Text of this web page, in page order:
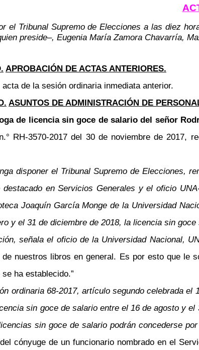
el Tribunal Supremo de Elecciones a las diez
preside–, Eugenia María Zamora Chavarría,
APROBACIÓN DE ACTAS ANTERIORES.
de la sesión ordinaria inmediata anterior.
ASUNTOS DE ADMINISTRACIÓN DE
de licencia sin goce de salario del señor
RH-3570-2017 del 30 de noviembre de
disponer el Tribunal Supremo de Elecciones,
destacado en Servicios Generales y el oficio
Joaquín García Monge de la Universidad
y el 31 de diciembre de 2018, la licencia sin
señala el oficio de la Universidad Nacional,
nuestros libros en general. Es por esto que le
ha establecido.”
ordinaria 68-2017, artículo segundo celebrada
sin goce de salario entre el 16 de agosto y
sin goce de salario podrán concederse por
cónyuge de un funcionario nombrado en el